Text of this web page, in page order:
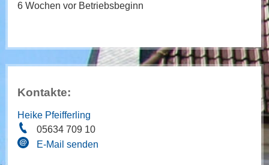
6 Wochen vor Betriebsbeginn
Kontakte:
Heike Pfeifferling
05634 709 10
E-Mail senden